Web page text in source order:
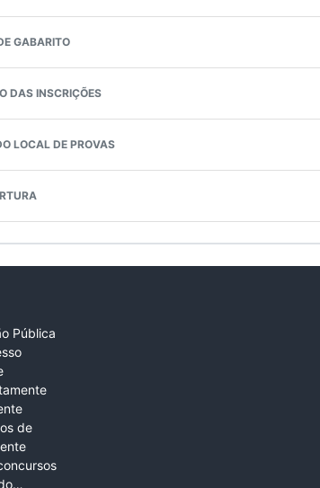
GABARITO
DAS INSCRIÇÕES
LOCAL DE PROVAS
Pública
de